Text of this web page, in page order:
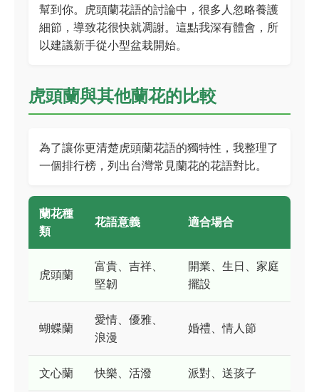
幫到你。虎頭蘭花語的討論中，很多人忽略養護
細節，導致花很快就凋謝。這點我深有體會，所
以建議新手從小型盆栽開始。
虎頭蘭與其他蘭花的比較
為了讓你更清楚虎頭蘭花語的獨特性，我整理了
一個排行榜，列出台灣常見蘭花的花語對比。
蘭花種
類
花語意義 適合場合
虎頭蘭
富貴、吉祥、
堅韌
開業、生日、家庭
擺設
蝴蝶蘭
愛情、優雅、
浪漫
婚禮、情人節
文心蘭 快樂、活潑 派對、送孩子